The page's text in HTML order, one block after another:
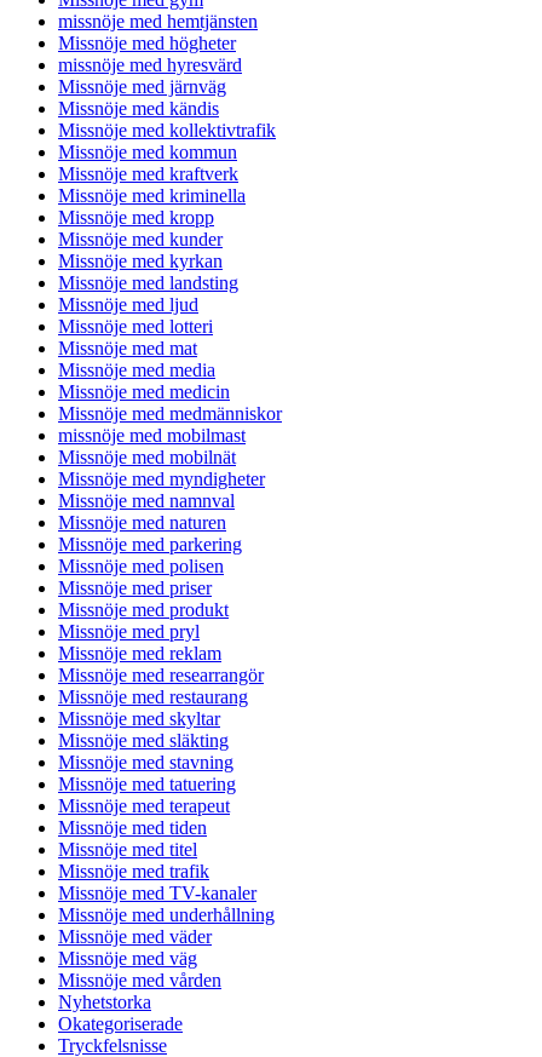
missnöje med hemtjänsten
Missnöje med högheter
missnöje med hyresvärd
Missnöje med järnväg
Missnöje med kändis
Missnöje med kollektivtrafik
Missnöje med kommun
Missnöje med kraftverk
Missnöje med kriminella
Missnöje med kropp
Missnöje med kunder
Missnöje med kyrkan
Missnöje med landsting
Missnöje med ljud
Missnöje med lotteri
Missnöje med mat
Missnöje med media
Missnöje med medicin
Missnöje med medmänniskor
missnöje med mobilmast
Missnöje med mobilnät
Missnöje med myndigheter
Missnöje med namnval
Missnöje med naturen
Missnöje med parkering
Missnöje med polisen
Missnöje med priser
Missnöje med produkt
Missnöje med pryl
Missnöje med reklam
Missnöje med researrangör
Missnöje med restaurang
Missnöje med skyltar
Missnöje med släkting
Missnöje med stavning
Missnöje med tatuering
Missnöje med terapeut
Missnöje med tiden
Missnöje med titel
Missnöje med trafik
Missnöje med TV-kanaler
Missnöje med underhållning
Missnöje med väder
Missnöje med väg
Missnöje med vården
Nyhetstorka
Okategoriserade
Tryckfelsnisse